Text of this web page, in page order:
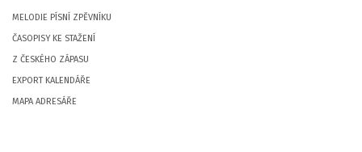
MELODIE PÍSNÍ ZPĚVNÍKU
ČASOPISY KE STAŽENÍ
Z ČESKÉHO ZÁPASU
EXPORT KALENDÁŘE
MAPA ADRESÁŘE